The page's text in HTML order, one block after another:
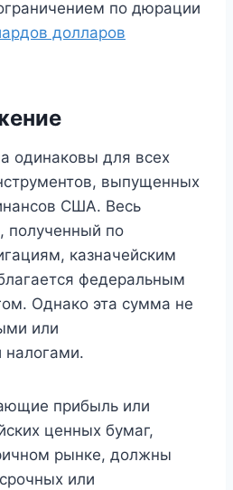
по дюрации
долларов
одинаковы для всех
выпущенных
США. Весь
полученный по
казначейским
федеральным
Однако эта сумма не
или
налогами.
прибыль или
ценных бумаг,
рынке, должны
или